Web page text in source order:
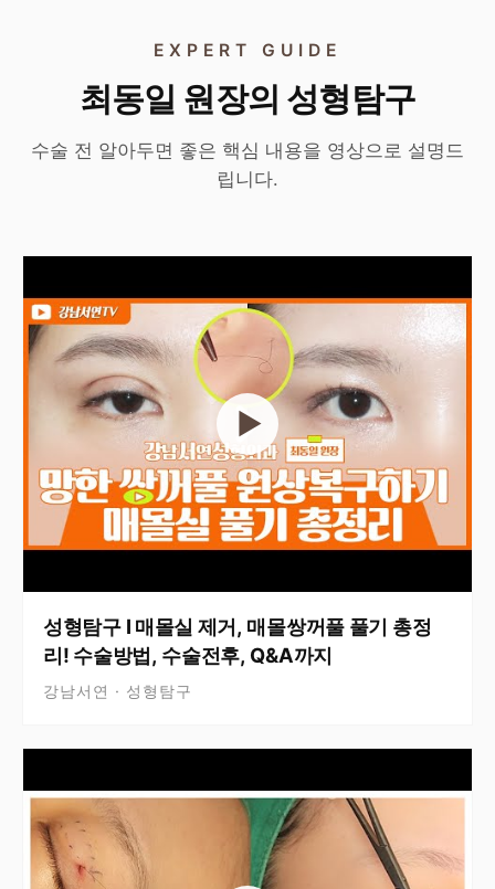
EXPERT GUIDE
최동일 원장의 성형탐구
수술 전 알아두면 좋은 핵심 내용을 영상으로 설명드
립니다.
▶
성형탐구 I 매몰실 제거, 매몰쌍꺼풀 풀기 총정
리! 수술방법, 수술전후, Q&A까지
강남서연 · 성형탐구